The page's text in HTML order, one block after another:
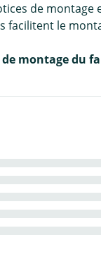
de
facilitent le
de montage du